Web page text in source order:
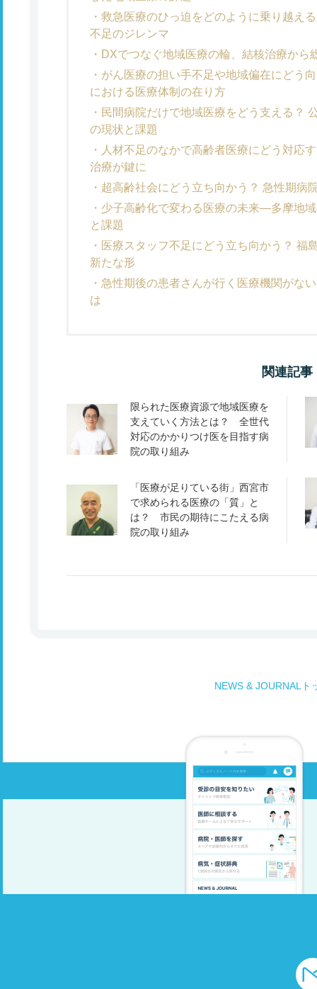
救急医療のひっ迫をどのように乗り越え
不足のジレンマ
DXでつなぐ地域医療の輪、結核治療から
がん医療の担い手不足や地域偏在にどう
における医療体制の在り方
民間病院だけで地域医療をどう支える？
の現状と課題
人材不足のなかで高齢者医療にどう対応
治療が鍵に
超高齢社会にどう立ち向かう？ 急性期病
少子高齢化で変わる医療の未来―多摩地
と課題
医療スタッフ不足にどう立ち向かう？ 福
新たな形
急性期後の患者さんが行く医療機関がな
は
関連記事
限られた医療資源で地域医療を
支えていく方法とは？ 全世代
対応のかかりつけ医を目指す病
院の取り組み
「医療が足りている街」西宮市
で求められる医療の「質」と
は？ 市民の期待にこたえる病
院の取り組み
NEWS & JOURNALト